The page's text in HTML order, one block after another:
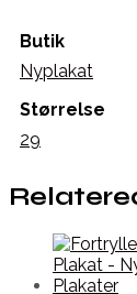
Butik
Nyplakat
Størrelse
29